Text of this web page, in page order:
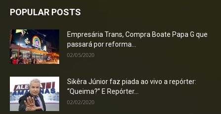
POPULAR POSTS
Empresária Trans, Compra Boate Papa G que
passará por reforma...
02/05/2020
Sikêra Júnior faz piada ao vivo a repórter:
“Queima?” E Repórter...
02/02/2020